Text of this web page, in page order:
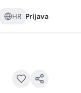
HR Prijava